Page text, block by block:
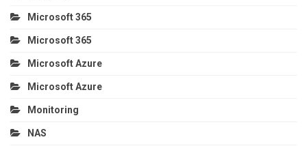
Microsoft 365
Microsoft 365
Microsoft Azure
Microsoft Azure
Monitoring
NAS